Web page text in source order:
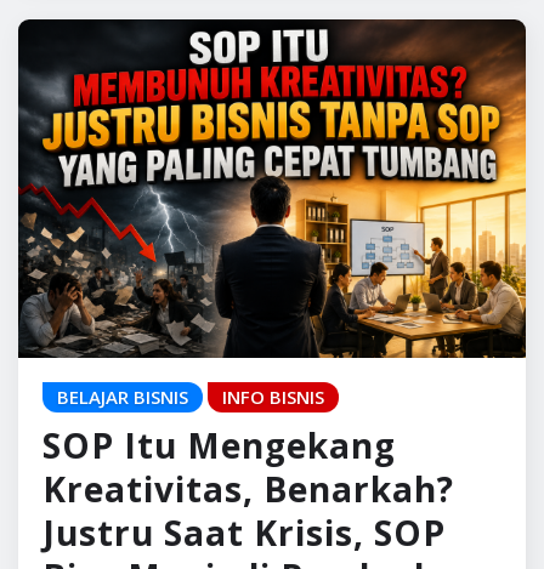
BELAJAR BISNIS INFO BISNIS
SOP Itu Mengekang
Kreativitas, Benarkah?
Justru Saat Krisis, SOP
Bisa Menjadi Pembeda
Antara Bisnis yang
Bertahan dan yang
Tumbang
Jul 9, 2026
Di banyak ruang diskusi bisnis, ada satu kalimat
yang hampir selalu muncul setiap kali membahas